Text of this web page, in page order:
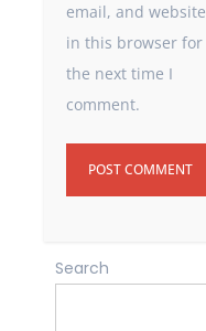
email, and website
in this browser for
the next time I
comment.
Search